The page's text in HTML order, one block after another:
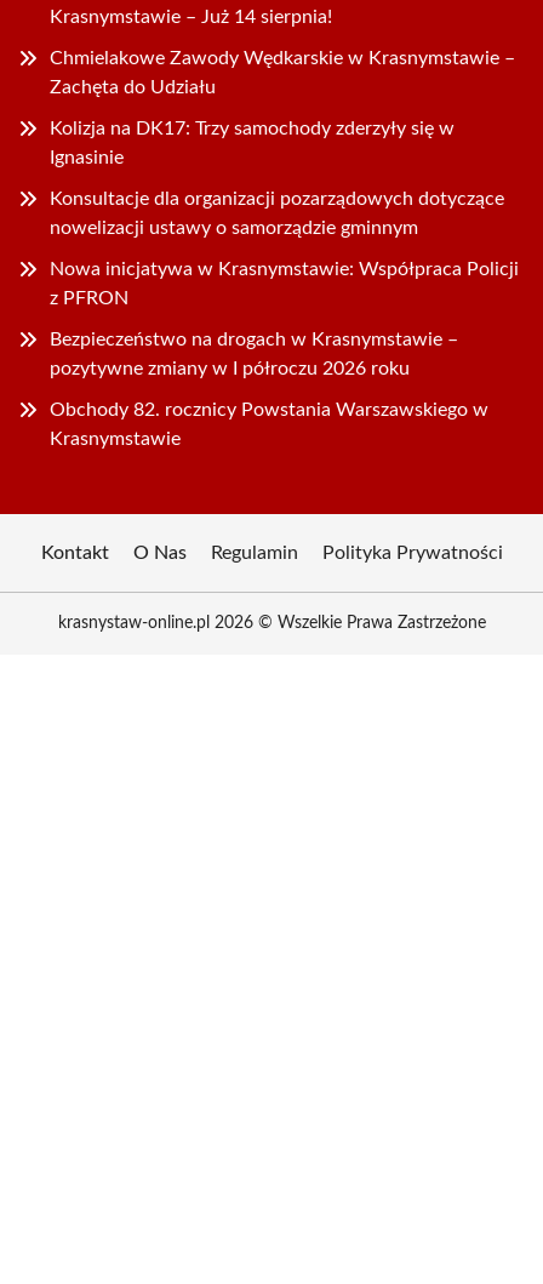
Krasnymstawie – Już 14 sierpnia!
Chmielakowe Zawody Wędkarskie w Krasnymstawie –
Zachęta do Udziału
Kolizja na DK17: Trzy samochody zderzyły się w
Ignasinie
Konsultacje dla organizacji pozarządowych dotyczące
nowelizacji ustawy o samorządzie gminnym
Nowa inicjatywa w Krasnymstawie: Współpraca Policji
z PFRON
Bezpieczeństwo na drogach w Krasnymstawie –
pozytywne zmiany w I półroczu 2026 roku
Obchody 82. rocznicy Powstania Warszawskiego w
Krasnymstawie
Kontakt O Nas Regulamin Polityka Prywatności
krasnystaw-online.pl 2026 © Wszelkie Prawa Zastrzeżone